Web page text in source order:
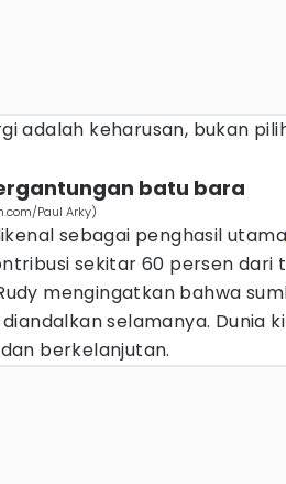
adalah keharusan, bukan
batu bara
Paul Arky)
sebagai penghasil utama
sekitar 60 persen dari
mengingatkan bahwa
selamanya. Dunia
berkelanjutan.